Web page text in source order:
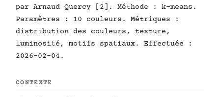
par Arnaud Quercy [2]. Méthode : k-means.
Paramètres : 10 couleurs. Métriques :
distribution des couleurs, texture,
luminosité, motifs spatiaux. Effectuée :
2026-02-04.
CONTEXTE